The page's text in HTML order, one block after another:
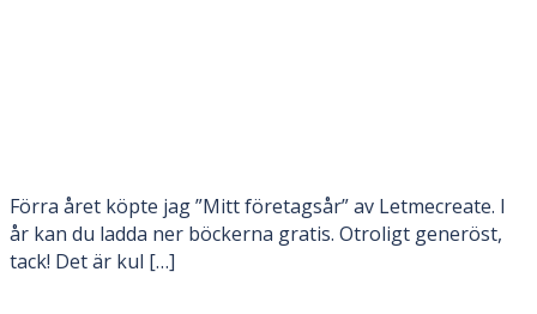
Förra året köpte jag ”Mitt företagsår” av Letmecreate. I
år kan du ladda ner böckerna gratis. Otroligt generöst,
tack! Det är kul […]